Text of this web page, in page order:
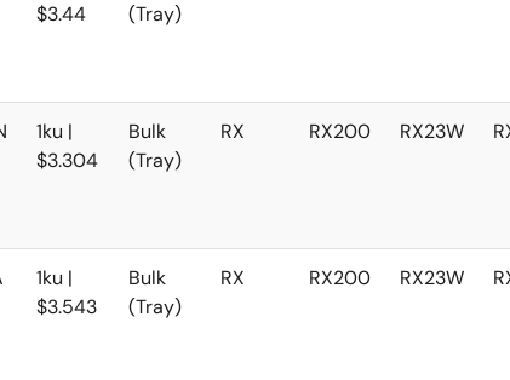
$3.44
(Tray)
1ku |
$3.304
Bulk
(Tray)
RX RX200 RX23W
1ku |
$3.543
Bulk
(Tray)
RX RX200 RX23W